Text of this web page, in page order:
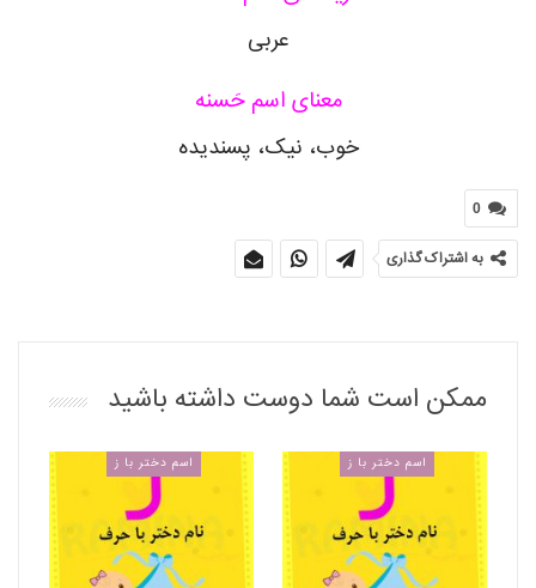
عربی
معنای اسم حَسنه
خوب، نیک، پسندیده
0
به اشتراک گذاری
ممکن است شما دوست داشته باشید
اسم دختر با ز اسم دختر با ز